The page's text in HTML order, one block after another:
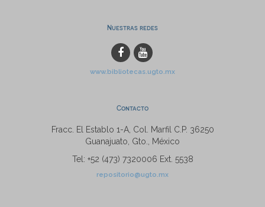
Nuestras redes
www.bibliotecas.ugto.mx
Contacto
Fracc. El Establo 1-A, Col. Marfil C.P. 36250
Guanajuato, Gto., México
Tel: +52 (473) 7320006 Ext. 5538
repositorio@ugto.mx